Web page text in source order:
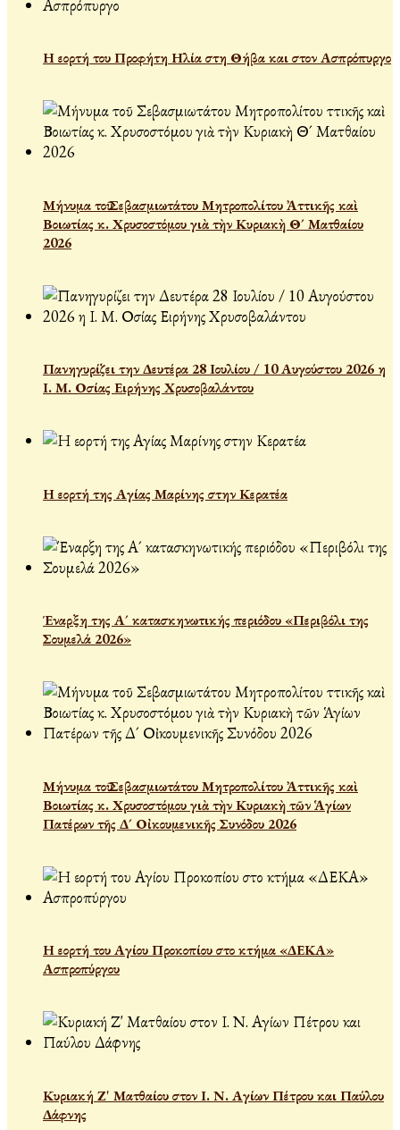
Η εορτή του Προφήτη Ηλία στη Θήβα και στον Ασπρόπυργο
Μήνυμα τοῦ Σεβασμιωτάτου Μητροπολίτου Ἀττικῆς καὶ
Βοιωτίας κ. Χρυσοστόμου γιὰ τὴν Κυριακὴ Θ´ Ματθαίου
2026
Πανηγυρίζει την Δευτέρα 28 Ιουλίου / 10 Αυγούστου 2026 η
Ι. Μ. Οσίας Ειρήνης Χρυσοβαλάντου
Η εορτή της Αγίας Μαρίνης στην Κερατέα
Έναρξη της Α´ κατασκηνωτικής περιόδου «Περιβόλι της
Σουμελά 2026»
Μήνυμα τοῦ Σεβασμιωτάτου Μητροπολίτου Ἀττικῆς καὶ
Βοιωτίας κ. Χρυσοστόμου γιὰ τὴν Κυριακὴ τῶν Ἁγίων
Πατέρων τῆς Δ´ Οἰκουμενικῆς Συνόδου 2026
Η εορτή του Αγίου Προκοπίου στο κτήμα «ΔΕΚΑ»
Ασπροπύργου
Κυριακή Ζ' Ματθαίου στον Ι. Ν. Αγίων Πέτρου και Παύλου
Δάφνης